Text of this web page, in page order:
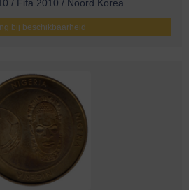
/ Fifa 2010 / Noord Korea
bij beschikbaarheid